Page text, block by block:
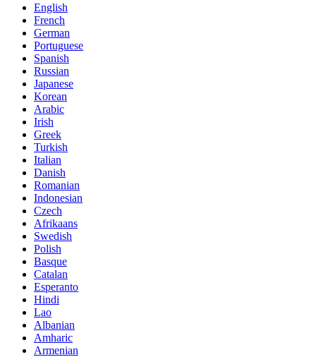
English
French
German
Portuguese
Spanish
Russian
Japanese
Korean
Arabic
Irish
Greek
Turkish
Italian
Danish
Romanian
Indonesian
Czech
Afrikaans
Swedish
Polish
Basque
Catalan
Esperanto
Hindi
Lao
Albanian
Amharic
Armenian